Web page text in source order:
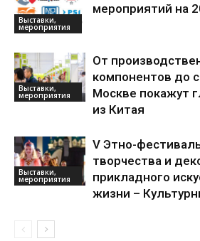
Выставки,
мероприятия
мероприятий на
Выставки,
мероприятия
От
компонентов до
Москве покажут
из Китая
Выставки,
мероприятия
V Этно-
творчества и
прикладного
жизни –